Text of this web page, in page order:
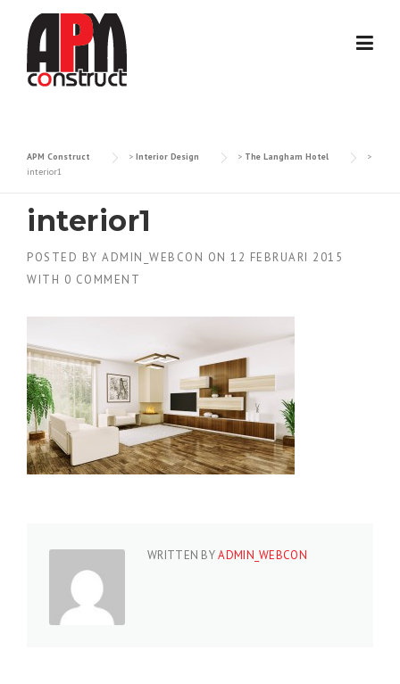
content
APM Construct > Interior Design > The Langham Hotel
>
interior1
interior1
POSTED BY ADMIN_WEBCON ON 12 FEBRUARI 2015
WITH 0 COMMENT
WRITTEN BYADMIN_WEBCON